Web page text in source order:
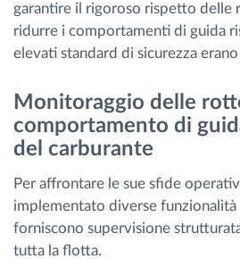
garantire il rigoroso rispetto delle
ridurre i comportamenti di guida
elevati standard di sicurezza
Monitoraggio delle
comportamento di
del carburante
Per affrontare le sue sfide
implementato diverse
forniscono supervisione
tutta la flotta.